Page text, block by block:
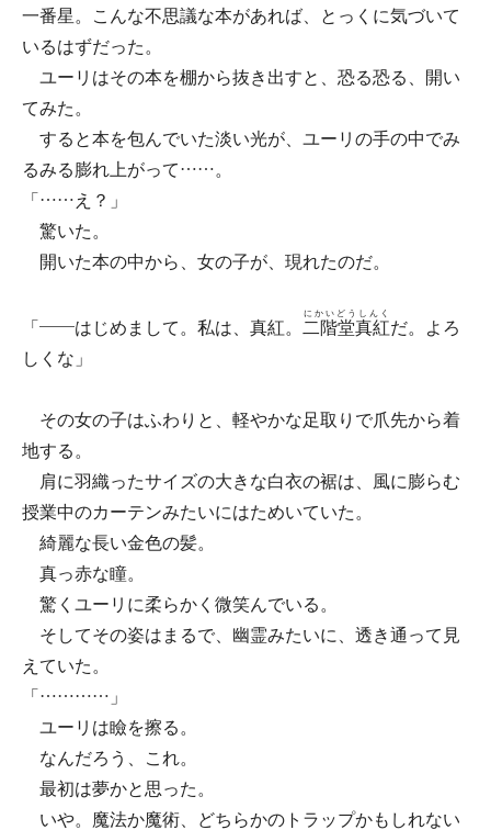
一番星。こんな不思議な本があれば、とっくに気づいて
いるはずだった。
ユーリはその本を棚から抜き出すと、恐る恐る、開い
てみた。
すると本を包んでいた淡い光が、ユーリの手の中でみ
るみる膨れ上がって……。
「……え？」
驚いた。
開いた本の中から、女の子が、現れたのだ。
「――はじめまして。私は、真紅。 二階堂真紅
にかいどうしんく
だ。よろ
しくな」
その女の子はふわりと、軽やかな足取りで爪先から着
地する。
肩に羽織ったサイズの大きな白衣の裾は、風に膨らむ
授業中のカーテンみたいにはためいていた。
綺麗な長い金色の髪。
真っ赤な瞳。
驚くユーリに柔らかく微笑んでいる。
そしてその姿はまるで、幽霊みたいに、透き通って見
えていた。
「…………」
ユーリは瞼を擦る。
なんだろう、これ。
最初は夢かと思った。
いや。魔法か魔術、どちらかのトラップかもしれない